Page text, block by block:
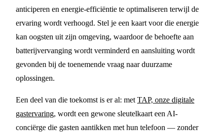
anticiperen en energie-efficiëntie te optimaliseren terwijl de
ervaring wordt verhoogd. Stel je een kaart voor die energie
kan oogsten uit zijn omgeving, waardoor de behoefte aan
batterijvervanging wordt verminderd en aansluiting wordt
gevonden bij de toenemende vraag naar duurzame
oplossingen.
Een deel van die toekomst is er al: met TAP, onze digitale
gastervaring, wordt een gewone sleutelkaart een AI-
conciërge die gasten aantikken met hun telefoon — zonder